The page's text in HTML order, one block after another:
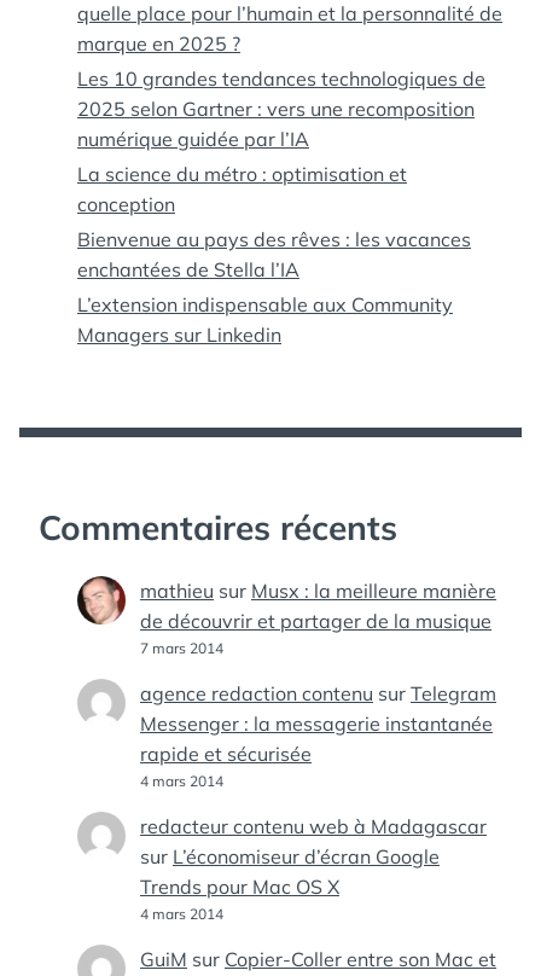
quelle place pour l’humain et la personnalité de
marque en 2025 ?
Les 10 grandes tendances technologiques de
2025 selon Gartner : vers une recomposition
numérique guidée par l’IA
La science du métro : optimisation et
conception
Bienvenue au pays des rêves : les vacances
enchantées de Stella l’IA
L’extension indispensable aux Community
Managers sur Linkedin
Commentaires récents
mathieu sur Musx : la meilleure manière
de découvrir et partager de la musique
7 mars 2014
agence redaction contenu sur Telegram
Messenger : la messagerie instantanée
rapide et sécurisée
4 mars 2014
redacteur contenu web à Madagascar
sur L’économiseur d’écran Google
Trends pour Mac OS X
4 mars 2014
GuiM sur Copier-Coller entre son Mac et